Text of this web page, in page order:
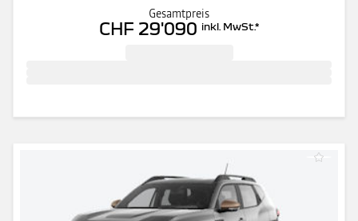
Gesamtpreis
CHF 29'090 inkl. MwSt.*